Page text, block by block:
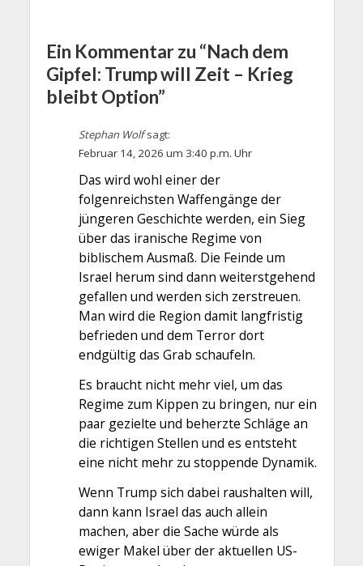
Ein Kommentar zu “Nach dem
Gipfel: Trump will Zeit – Krieg
bleibt Option”
Stephan Wolf sagt:
Februar 14, 2026 um 3:40 p.m. Uhr
Das wird wohl einer der
folgenreichsten Waffengänge der
jüngeren Geschichte werden, ein Sieg
über das iranische Regime von
biblischem Ausmaß. Die Feinde um
Israel herum sind dann weiterstgehend
gefallen und werden sich zerstreuen.
Man wird die Region damit langfristig
befrieden und dem Terror dort
endgültig das Grab schaufeln.
Es braucht nicht mehr viel, um das
Regime zum Kippen zu bringen, nur ein
paar gezielte und beherzte Schläge an
die richtigen Stellen und es entsteht
eine nicht mehr zu stoppende Dynamik.
Wenn Trump sich dabei raushalten will,
dann kann Israel das auch allein
machen, aber die Sache würde als
ewiger Makel über der aktuellen US-